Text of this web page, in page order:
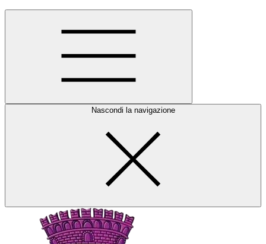
Nascondi la navigazione